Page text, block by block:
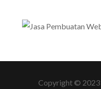
Copyright © 2023